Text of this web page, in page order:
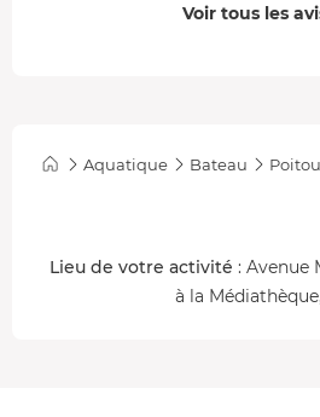
Voir tous les
Aquatique Bateau
Lieu de votre activité : Avenue
à la